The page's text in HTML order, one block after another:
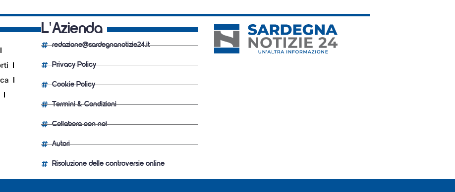
L'Azienda
redazione@sardegnanotizie24.it
Privacy Policy
Cookie Policy
Termini & Condizioni
Collabora con noi
Autori
Risoluzione delle controversie online